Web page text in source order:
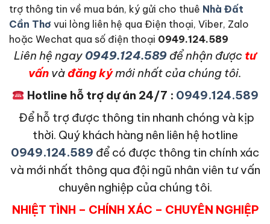
trợ thông tin về mua bán, ký gửi cho thuê Nhà Đất
Cần Thơ vui lòng liên hệ qua Điện thoại, Viber, Zalo
hoặc Wechat qua số điện thoại 0949.124.589
Liên hệ ngay 0949.124.589 để nhận được tư
vấn vàđăng kýmới nhất của chúng tôi.
Hotline hỗ trợ dự án 24/7 : 0949.124.589
Để hỗ trợ được thông tin nhanh chóng và kịp
thời. Quý khách hàng nên liên hệ hotline
0949.124.589 để có được thông tin chính xác
và mới nhất thông qua đội ngũ nhân viên tư vấn
chuyên nghiệp của chúng tôi.
NHIỆT TÌNH – CHÍNH XÁC – CHUYÊN NGHIỆP